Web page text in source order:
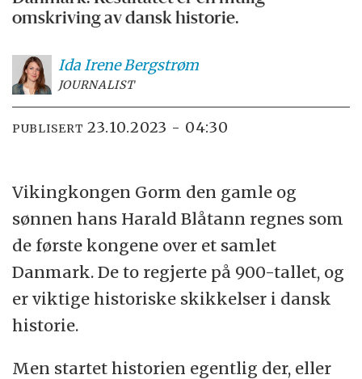
omskriving av dansk historie.
Ida IreneBergstrøm
JOURNALIST
PUBLISERT 23.10.2023 - 04:30
Vikingkongen Gorm den gamle og
sønnen hans Harald Blåtann regnes som
de første kongene over et samlet
Danmark. De to regjerte på 900-tallet, og
er viktige historiske skikkelser i dansk
historie.
Men startet historien egentlig der, eller